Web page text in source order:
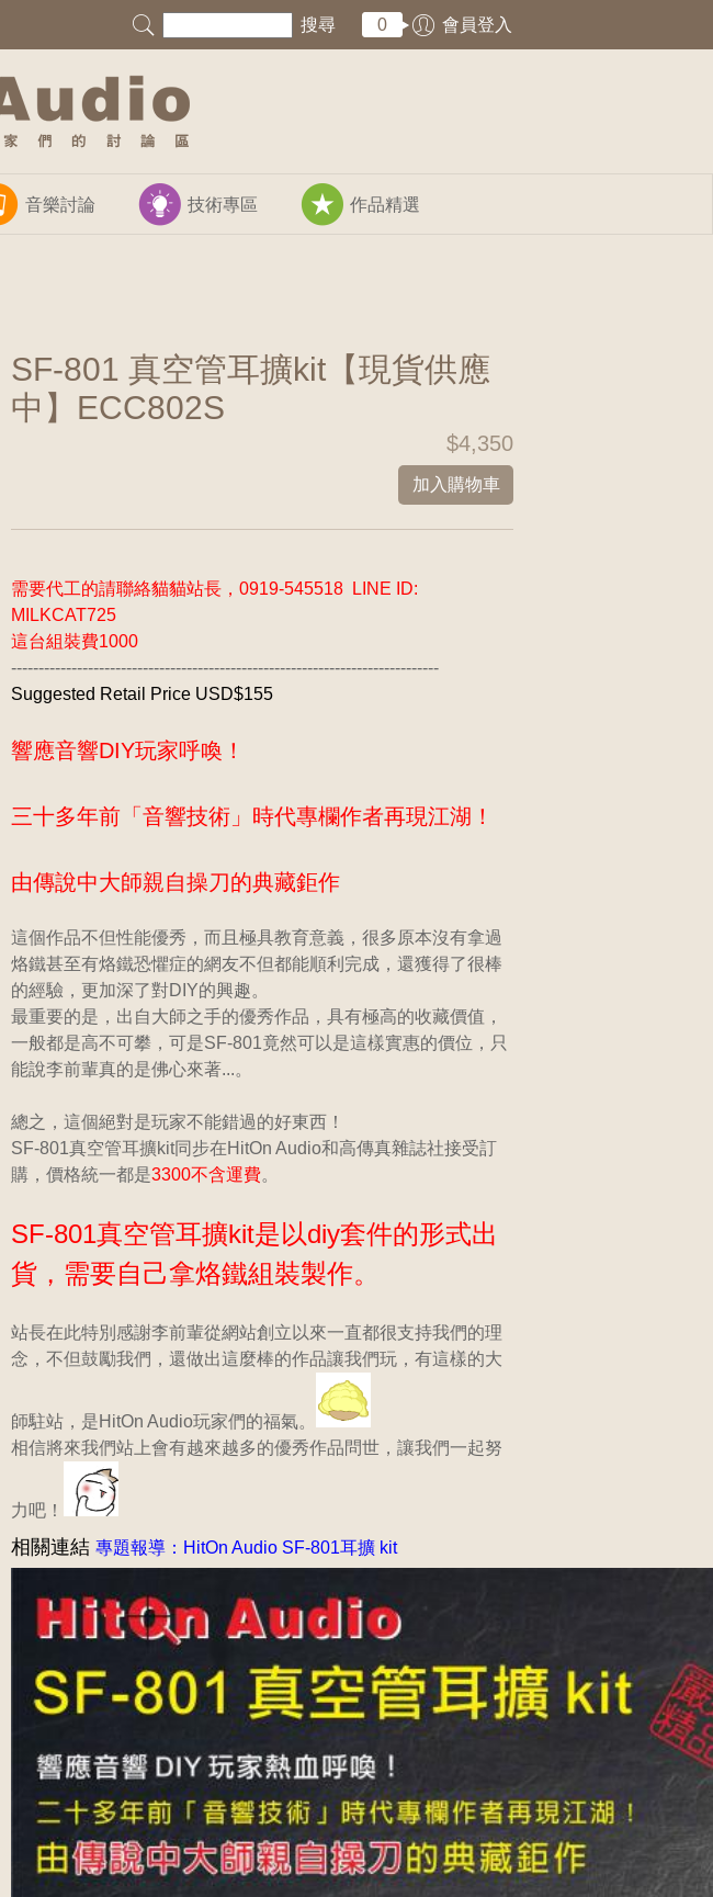
搜尋 0 會員登入
音樂討論 技術專區 作品精選
SF-801 真空管耳擴kit【現貨供應
中】ECC802S
$4,350
加入購物車
需要代工的請聯絡貓貓站長，0919-545518 LINE ID:
MILKCAT725
這台組裝費1000
------------------------------------------------------------------------------
Suggested Retail Price USD$155
響應音響DIY玩家呼喚！
三十多年前「音響技術」時代專欄作者再現江湖！
由傳說中大師親自操刀的典藏鉅作
這個作品不但性能優秀，而且極具教育意義，很多原本沒有拿過
烙鐵甚至有烙鐵恐懼症的網友不但都能順利完成，還獲得了很棒
的經驗，更加深了對DIY的興趣。
最重要的是，出自大師之手的優秀作品，具有極高的收藏價值，
一般都是高不可攀，可是SF-801竟然可以是這樣實惠的價位，只
能說李前輩真的是佛心來著...。
總之，這個絕對是玩家不能錯過的好東西！
SF-801真空管耳擴kit同步在HitOn Audio和高傳真雜誌社接受訂
購，價格統一都是3300不含運費。
SF-801真空管耳擴kit是以diy套件的形式出
貨，需要自己拿烙鐵組裝製作。
站長在此特別感謝李前輩從網站創立以來一直都很支持我們的理
念，不但鼓勵我們，還做出這麼棒的作品讓我們玩，有這樣的大
師駐站，是HitOn Audio玩家們的福氣。
相信將來我們站上會有越來越多的優秀作品問世，讓我們一起努
力吧！
相關連結 專題報導：HitOn Audio SF-801耳擴 kit